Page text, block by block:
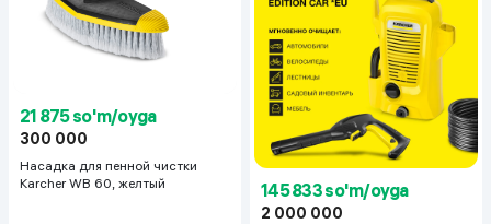
21 875 so'm/oyga
300 000
Насадка для пенной чистки
Karcher WB 60, желтый
145 833 so'm/oyga
2 000 000